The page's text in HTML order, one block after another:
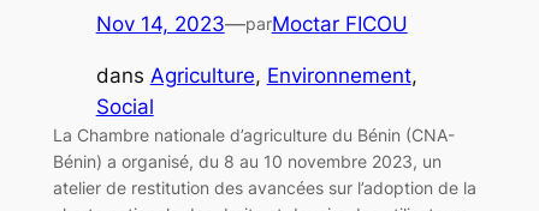
Nov 14, 2023—parMoctar FICOU
dans Agriculture, Environnement
Social
La Chambre nationale d’agriculture du Bénin (CNA-
Bénin) a organisé, du 8 au 10 novembre 2023, un
atelier de restitution des avancées sur l’adoption de la